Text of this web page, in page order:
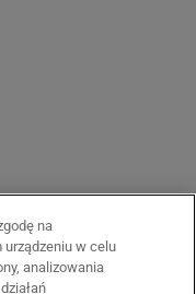
na
w celu
analizowania